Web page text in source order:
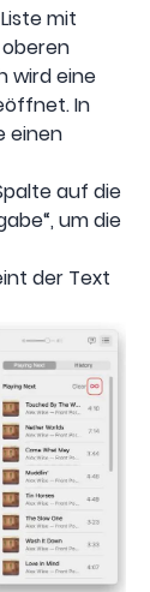
mit
wird eine
In
einen
auf die
um die
der Text